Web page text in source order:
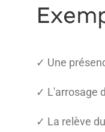
✓ Une
✓ L'arrosage
✓ La relève